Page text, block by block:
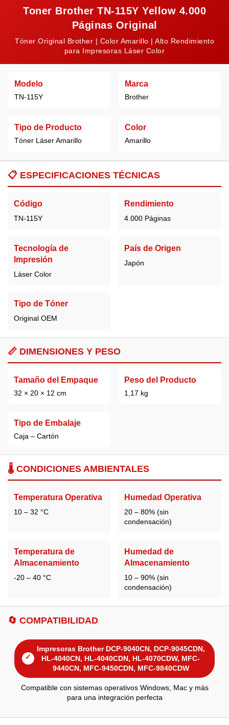
Toner Brother TN-115Y Yellow 4.000
Páginas Original
Tóner Original Brother | Color Amarillo | Alto Rendimiento
para Impresoras Láser Color
Modelo
TN-115Y
Marca
Brother
Tipo de Producto
Tóner Láser Amarillo
Color
Amarillo
📋 ESPECIFICACIONES TÉCNICAS
Código
TN-115Y
Rendimiento
4.000 Páginas
Tecnología de
Impresión
Láser Color
País de Origen
Japón
Tipo de Tóner
Original OEM
📏 DIMENSIONES Y PESO
Tamaño del Empaque
32 × 20 × 12 cm
Peso del Producto
1,17 kg
Tipo de Embalaje
Caja – Cartón
🌡️ CONDICIONES AMBIENTALES
Temperatura Operativa
10 – 32 °C
Humedad Operativa
20 – 80% (sin
condensación)
Temperatura de
Almacenamiento
-20 – 40 °C
Humedad de
Almacenamiento
10 – 90% (sin
condensación)
🔄 COMPATIBILIDAD
✓
Impresoras Brother DCP-9040CN, DCP-9045CDN,
HL-4040CN, HL-4040CDN, HL-4070CDW, MFC-
9440CN, MFC-9450CDN, MFC-9840CDW
Compatible con sistemas operativos Windows, Mac y más
para una integración perfecta